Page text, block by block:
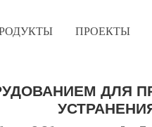
ПРОЕКТЫ
ДЛЯ